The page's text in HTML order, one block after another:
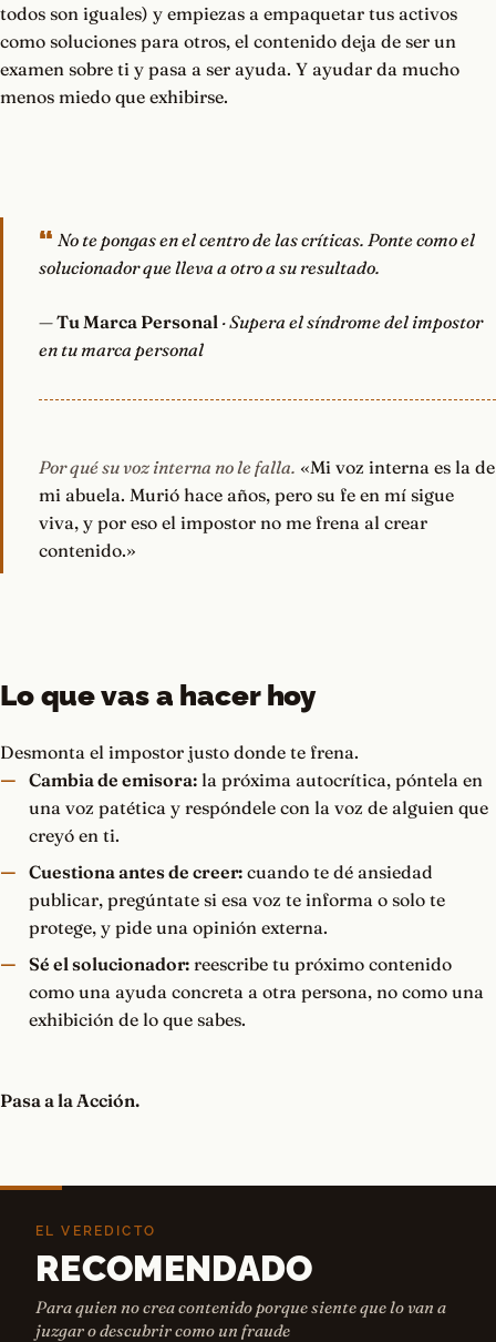
todos son iguales) y empiezas a empaquetar tus activos
como soluciones para otros, el contenido deja de ser un
examen sobre ti y pasa a ser ayuda. Y ayudar da mucho
menos miedo que exhibirse.
No te pongas en el centro de las críticas. Ponte como el
solucionador que lleva a otro a su resultado.
—Tu Marca Personal · Supera el síndrome del impostor
en tu marca personal
Por qué su voz interna no le falla. «Mi voz interna es la de
mi abuela. Murió hace años, pero su fe en mí sigue
viva, y por eso el impostor no me frena al crear
contenido.»
Lo que vas a hacer hoy
Desmonta el impostor justo donde te frena.
Cambia de emisora:la próxima autocrítica, póntela en
una voz patética y respóndele con la voz de alguien que
creyó en ti.
Cuestiona antes de creer:cuando te dé ansiedad
publicar, pregúntate si esa voz te informa o solo te
protege, y pide una opinión externa.
Sé el solucionador:reescribe tu próximo contenido
como una ayuda concreta a otra persona, no como una
exhibición de lo que sabes.
Pasa a la Acción.
EL VEREDICTO
RECOMENDADO
Para quien no crea contenido porque siente que lo van a
juzgar o descubrir como un fraude